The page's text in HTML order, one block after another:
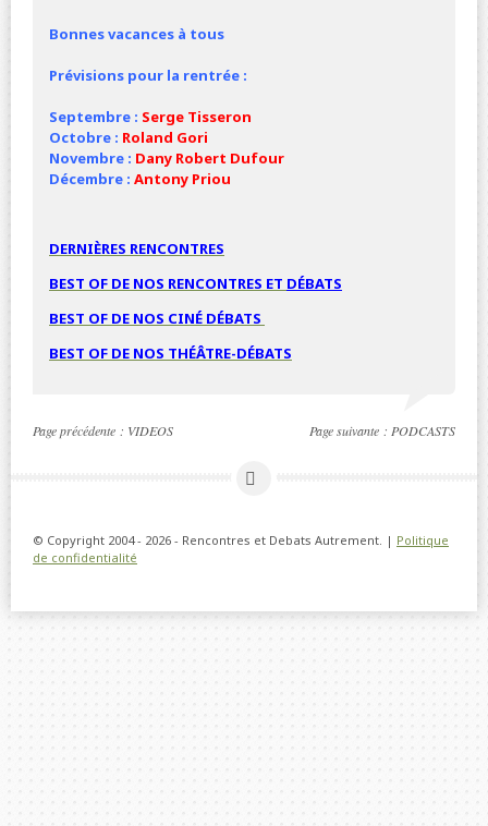
Bonnes vacances à tous
Prévisions pour la rentrée :
Septembre : Serge Tisseron
Octobre : Roland Gori
Novembre : Dany Robert Dufour
Décembre : Antony Priou
DERNIÈRES RENCONTRES
BEST OF DE NOS RENCONTRES ET DÉBATS
BEST OF DE NOS CINÉ DÉBATS
BEST OF DE NOS THÉÂTRE-DÉBATS
Page précédente : VIDEOS Page suivante : PODCASTS
© Copyright 2004 - 2026 - Rencontres et Debats Autrement. | Politique
de confidentialité